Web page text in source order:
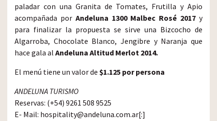
paladar con una Granita de Tomates, Frutilla y Apio
acompañada por Andeluna 1300 Malbec Rosé 2017 y
para finalizar la propuesta se sirve una Bizcocho de
Algarroba, Chocolate Blanco, Jengibre y Naranja que
hace gala al Andeluna Altitud Merlot 2014.
El menú tiene un valor de $1.125 por persona
ANDELUNA TURISMO
Reservas: (+54) 9261 508 9525
E- Mail: hospitality@andeluna.com.ar[:]